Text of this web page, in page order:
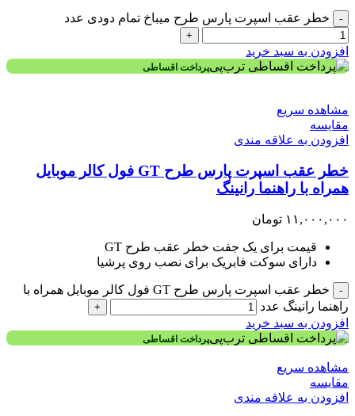
- خطر عقب اسپرت پارس طرح میباخ تمام دودی عدد
+
افزودن به سبد خرید
پرداخت اقساطی
مشاهده سریع
مقایسه
افزودن به علاقه مندی
خطر عقب اسپرت پارس طرح GT فول کالر موبایل
همراه با راهنما رانینگ
۱۱,۰۰۰,۰۰۰ تومان
قیمت برای یک جفت خطر عقب طرح GT
دارای سوکت فابریک برای نصب روی پرشیا
-
خطر عقب اسپرت پارس طرح GT فول کالر موبایل همراه با
راهنما رانینگ عدد
+
افزودن به سبد خرید
پرداخت اقساطی
مشاهده سریع
مقایسه
افزودن به علاقه مندی